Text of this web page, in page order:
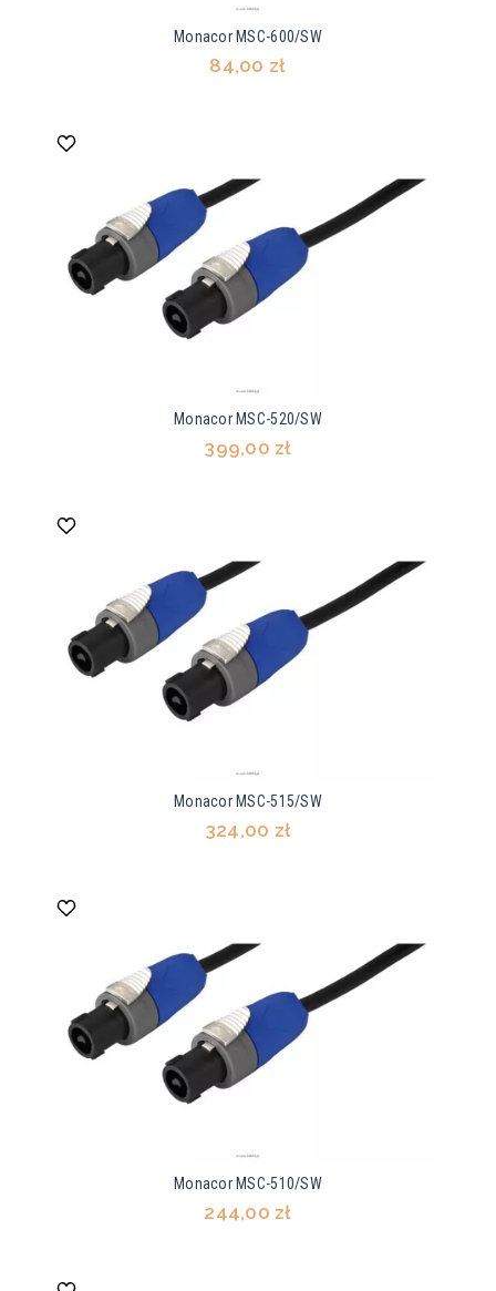
Monacor MSC-600/SW
84,00 zł
Monacor MSC-520/SW
399,00 zł
Monacor MSC-515/SW
324,00 zł
Monacor MSC-510/SW
244,00 zł